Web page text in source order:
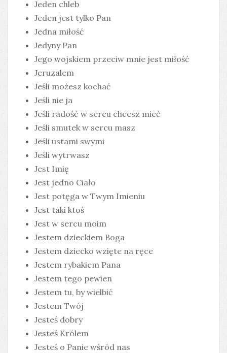
Jeden chleb
Jeden jest tylko Pan
Jedna miłość
Jedyny Pan
Jego wojskiem przeciw mnie jest miłość
Jeruzalem
Jeśli możesz kochać
Jeśli nie ja
Jeśli radość w sercu chcesz mieć
Jeśli smutek w sercu masz
Jeśli ustami swymi
Jeśli wytrwasz
Jest Imię
Jest jedno Ciało
Jest potęga w Twym Imieniu
Jest taki ktoś
Jest w sercu moim
Jestem dzieckiem Boga
Jestem dziecko wzięte na ręce
Jestem rybakiem Pana
Jestem tego pewien
Jestem tu, by wielbić
Jestem Twój
Jesteś dobry
Jesteś Królem
Jesteś o Panie wśród nas